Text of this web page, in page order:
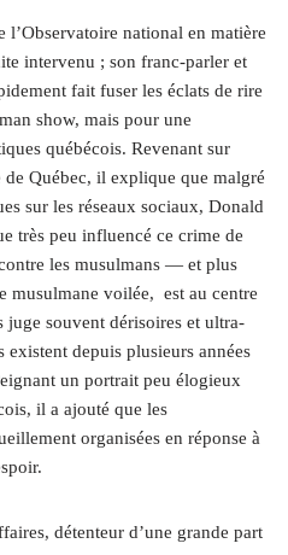
national en matière
intervenu ; son franc-parler et
fait fuser les éclats de rire
show, mais pour une
québécois. Revenant sur
de Québec, il explique que malgré
sur les réseaux sociaux, Donald
très peu influencé ce crime de
les musulmans — et plus
musulmane voilée, est au centre
souvent dérisoires et ultra-
existent depuis plusieurs années
un portrait peu élogieux
il a ajouté que les
organisées en réponse à
détenteur d’une grande part